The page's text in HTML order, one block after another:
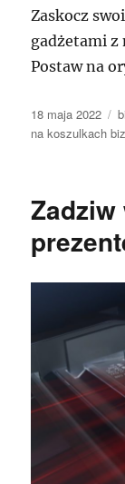
Zaskocz
gadżetami z
Postaw na
Data
publikacji
18 maja 2022
na koszulkach